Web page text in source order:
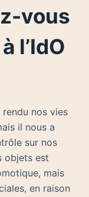
vous
l’IdO
nos vies
il nous a
sur nos
objets est
mais
en raison